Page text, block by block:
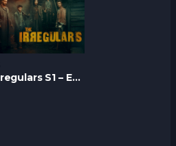
The Irregulars S1 – Epizoda 06